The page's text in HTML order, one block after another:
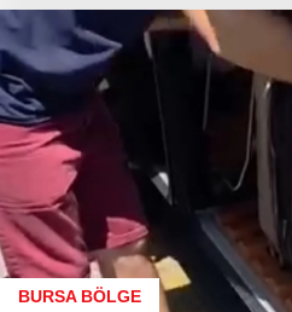
BURSA BÖLGE